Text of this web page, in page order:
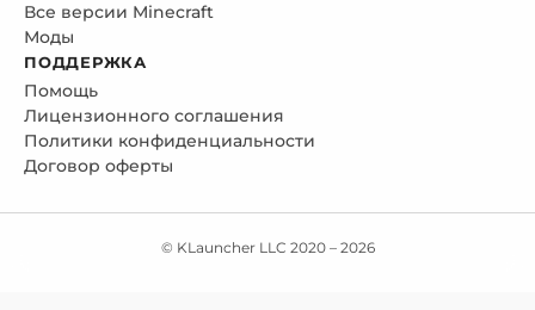
Все версии Minecraft
Моды
ПОДДЕРЖКА
Помощь
Лицензионного соглашения
Политики конфиденциальности
Договор оферты
© KLauncher LLC 2020 – 2026